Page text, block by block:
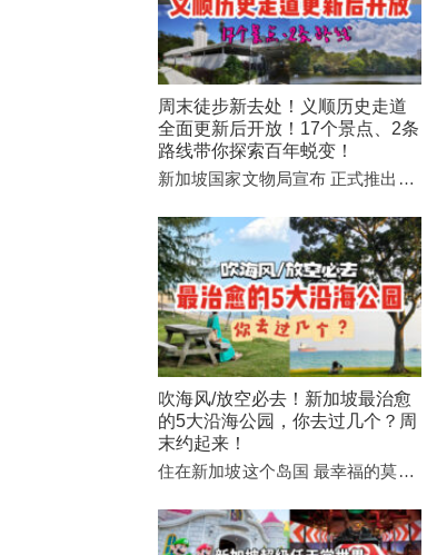
周末徒步新去处！义顺历史走道
全面更新后开放！17个景点、2条
路线带你探索百年蜕变！
新加坡国家文物局宣布 正式推出…
吹海风/放空必去！新加坡最治愈
的5大沿海公园，你去过几个？周
末约起来！
住在新加坡这个岛国 最幸福的莫…